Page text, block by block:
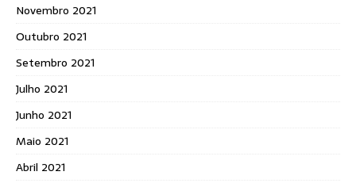
Novembro 2021
Outubro 2021
Setembro 2021
Julho 2021
Junho 2021
Maio 2021
Abril 2021